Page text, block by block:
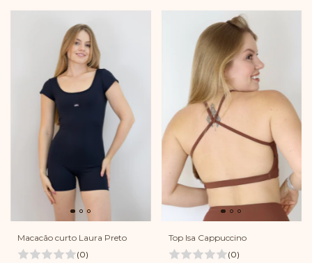
Macacão curto Laura Preto
(0)
Top Isa Cappuccino
(0)